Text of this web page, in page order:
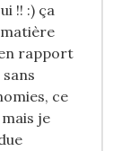
!! :) ça
rapport
ce
je